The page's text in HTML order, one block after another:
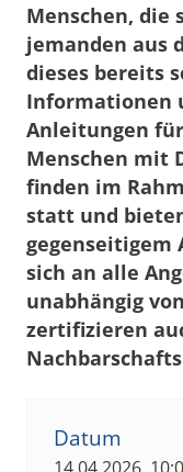
Menschen, die
jemanden aus
dieses bereits
Informationen
Anleitungen
Menschen mit
finden im
statt und
gegenseitigem
sich an alle
unabhängig
zertifizieren
Datum